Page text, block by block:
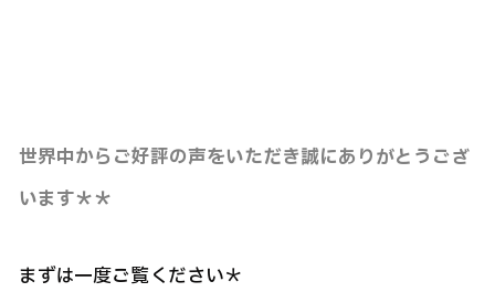
世界中からご好評の声をいただき誠にありがとうござ
います＊＊
まずは一度ご覧ください＊